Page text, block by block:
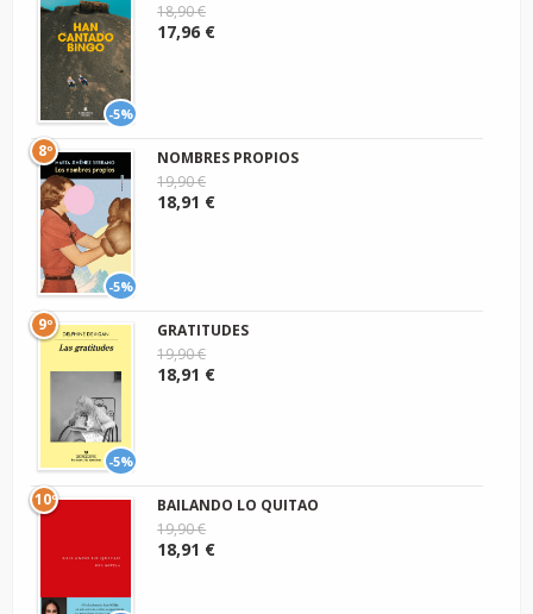
-5%
18,90 €
17,96 €
-5%
8º
NOMBRES PROPIOS
19,90 €
18,91 €
-5%
9º
GRATITUDES
19,90 €
18,91 €
10º
BAILANDO LO QUITAO
19,90 €
18,91 €